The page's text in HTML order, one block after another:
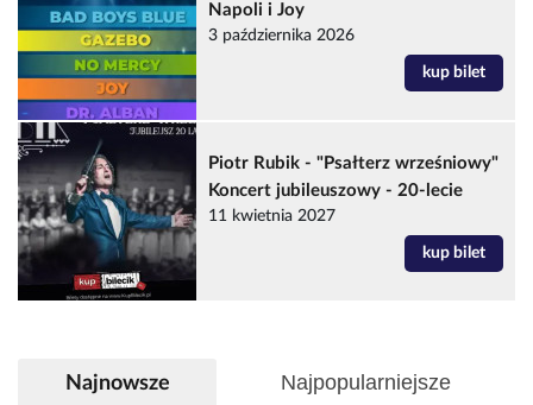
Napoli i Joy
3 października 2026
kup bilet
Piotr Rubik - "Psałterz wrześniowy"
Koncert jubileuszowy - 20-lecie
11 kwietnia 2027
kup bilet
Najnowsze Najpopularniejsze